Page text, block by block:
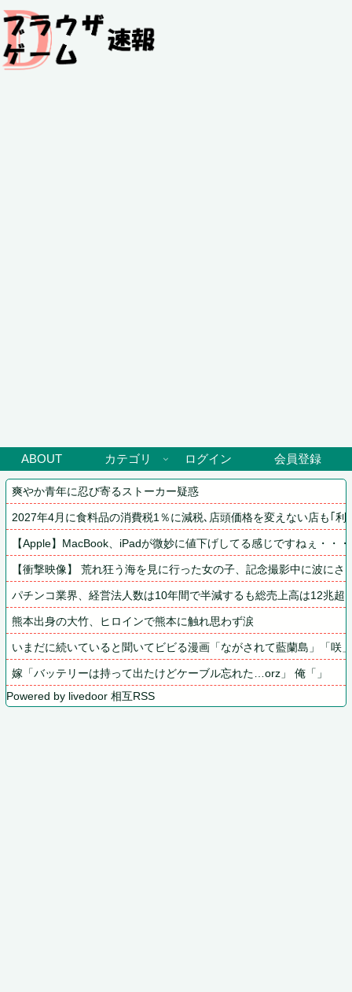
ABOUT カテゴリ ログイン 会員登録
爽やか青年に忍び寄るストーカー疑惑
2027年4月に食料品の消費税1％に減税､店頭価格を変えない店も｢
【Apple】MacBook、iPadが微妙に値下げしてる感じですねぇ・・・
【衝撃映像】 荒れ狂う海を見に行った女の子、記念撮影中に波にさ
パチンコ業界、経営法人数は10年間で半減するも総売上高は12兆超
熊本出身の大竹、ヒロインで熊本に触れ思わず涙
いまだに続いていると聞いてビビる漫画「ながされて藍蘭島」「咲
嫁「バッテリーは持って出たけどケーブル忘れた…orz」 俺「」
Powered by livedoor 相互RSS